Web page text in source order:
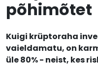
põhimõtet
Kuigi krüptoraha
vaieldamatu, on
üle 80% - neist, kes